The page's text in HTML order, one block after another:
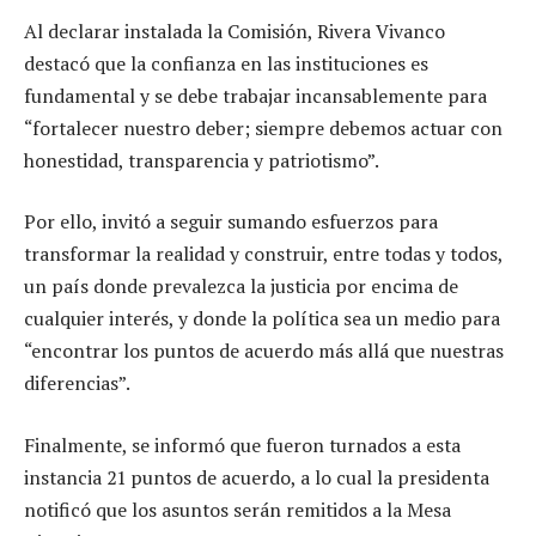
Al declarar instalada la Comisión, Rivera Vivanco
destacó que la confianza en las instituciones es
fundamental y se debe trabajar incansablemente para
“fortalecer nuestro deber; siempre debemos actuar con
honestidad, transparencia y patriotismo”.
Por ello, invitó a seguir sumando esfuerzos para
transformar la realidad y construir, entre todas y todos,
un país donde prevalezca la justicia por encima de
cualquier interés, y donde la política sea un medio para
“encontrar los puntos de acuerdo más allá que nuestras
diferencias”.
Finalmente, se informó que fueron turnados a esta
instancia 21 puntos de acuerdo, a lo cual la presidenta
notificó que los asuntos serán remitidos a la Mesa